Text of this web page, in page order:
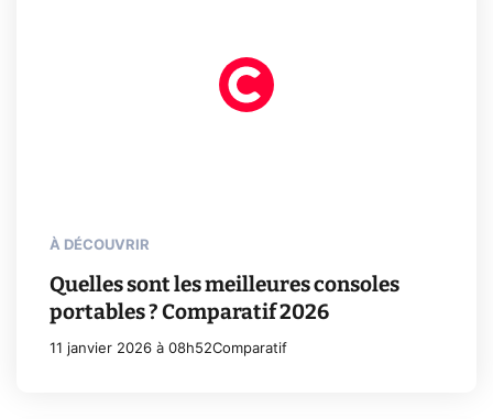
À DÉCOUVRIR
Quelles sont les meilleures consoles
portables ? Comparatif 2026
11 janvier 2026 à 08h52Comparatif